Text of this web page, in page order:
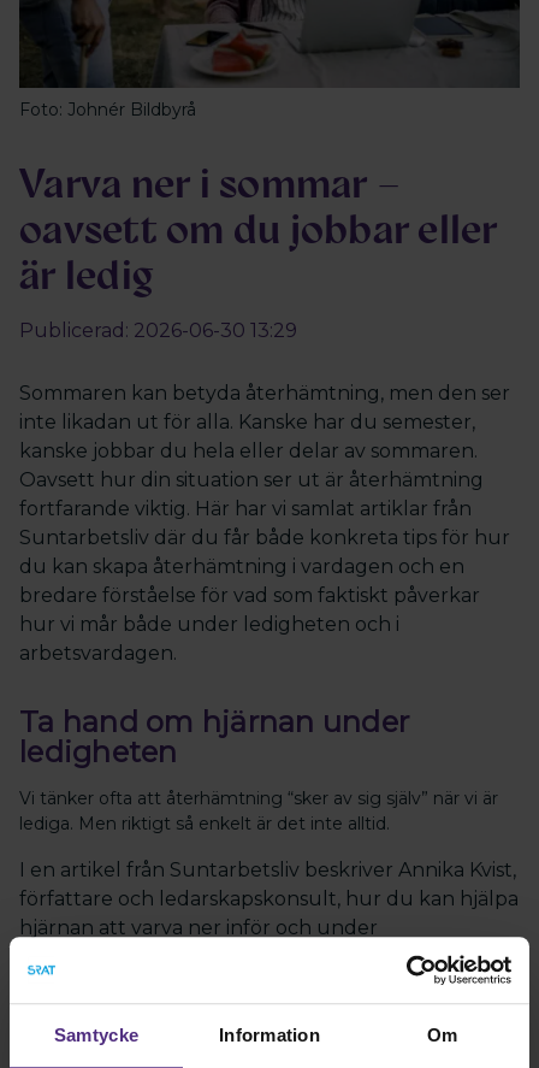
Samtycke Information Om
Foto: Johnér Bildbyrå
Varva ner i sommar –
oavsett om du jobbar eller
är ledig
Publicerad: 2026-06-30 13:29
Sommaren kan betyda återhämtning, men den ser
inte likadan ut för alla. Kanske har du semester,
kanske jobbar du hela eller delar av sommaren.
Oavsett hur din situation ser ut är återhämtning
fortfarande viktig. Här har vi samlat artiklar från
Suntarbetsliv där du får både konkreta tips för hur
du kan skapa återhämtning i vardagen och en
bredare förståelse för vad som faktiskt påverkar
hur vi mår både under ledigheten och i
arbetsvardagen.
Ta hand om hjärnan under
ledigheten
Vi tänker ofta att återhämtning “sker av sig själv” när vi är
lediga. Men riktigt så enkelt är det inte alltid.
I en artikel från Suntarbetsliv beskriver Annika Kvist,
författare och ledarskapskonsult, hur du kan hjälpa
hjärnan att varva ner inför och under
ledigheten. Hon lyfter en modell som ibland kallas
“tallriksmodellen för hjärnan” – ett sätt att förstå